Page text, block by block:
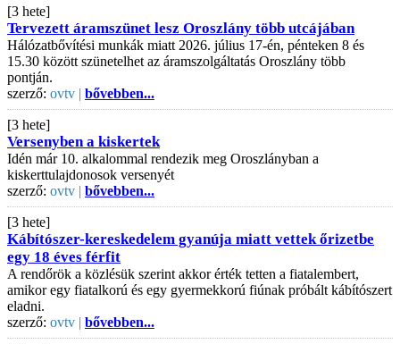
[3 hete]
Tervezett áramszünet lesz Oroszlány több utcájában
Hálózatbővítési munkák miatt 2026. július 17-én, pénteken 8 és
15.30 között szünetelhet az áramszolgáltatás Oroszlány több
pontján.
szerző: ovtv | bővebben...
[3 hete]
Versenyben a kiskertek
Idén már 10. alkalommal rendezik meg Oroszlányban a
kiskerttulajdonosok versenyét
szerző: ovtv | bővebben...
[3 hete]
Kábítószer-kereskedelem gyanúja miatt vettek őrizetbe
egy 18 éves férfit
A rendőrök a közlésük szerint akkor érték tetten a fiatalembert,
amikor egy fiatalkorú és egy gyermekkorú fiúnak próbált kábítószert
eladni.
szerző: ovtv | bővebben...